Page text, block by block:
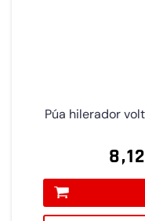
Púa hilerador